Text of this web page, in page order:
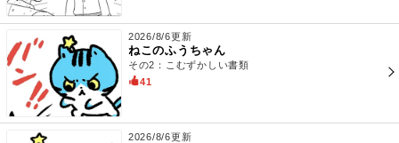
2026/8/6更新
ねこのふうちゃん
その2：こむずかしい書類
41
2026/8/6更新